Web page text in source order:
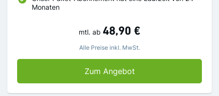
Monaten
mtl. ab 48,90 €
Alle Preise inkl. MwSt.
Zum AngebotAZ Digital inkl.